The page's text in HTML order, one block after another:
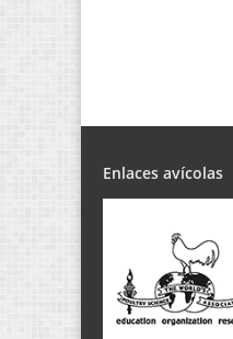
Enlaces avícolas